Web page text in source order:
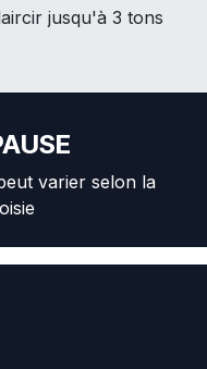
jusqu'à 3 tons
varier selon la